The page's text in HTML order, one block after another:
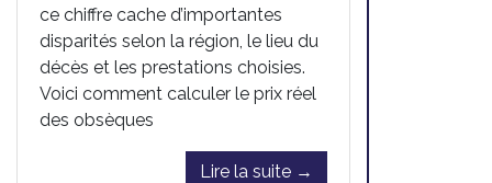
ce chiffre cache d’importantes
disparités selon la région, le lieu du
décès et les prestations choisies.
Voici comment calculer le prix réel
des obsèques
Lire la suite →